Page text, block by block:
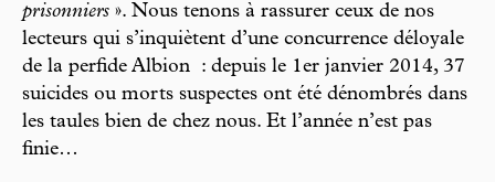
prisonniers ». Nous tenons à rassurer ceux de nos
lecteurs qui s’inquiètent d’une concurrence déloyale
de la perfide Albion : depuis le 1er janvier 2014, 37
suicides ou morts suspectes ont été dénombrés dans
les taules bien de chez nous. Et l’année n’est pas
finie…